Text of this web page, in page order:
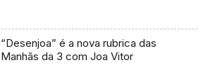
“Desenjoa” é a nova rubrica das
Manhãs da 3 com Joa Vitor